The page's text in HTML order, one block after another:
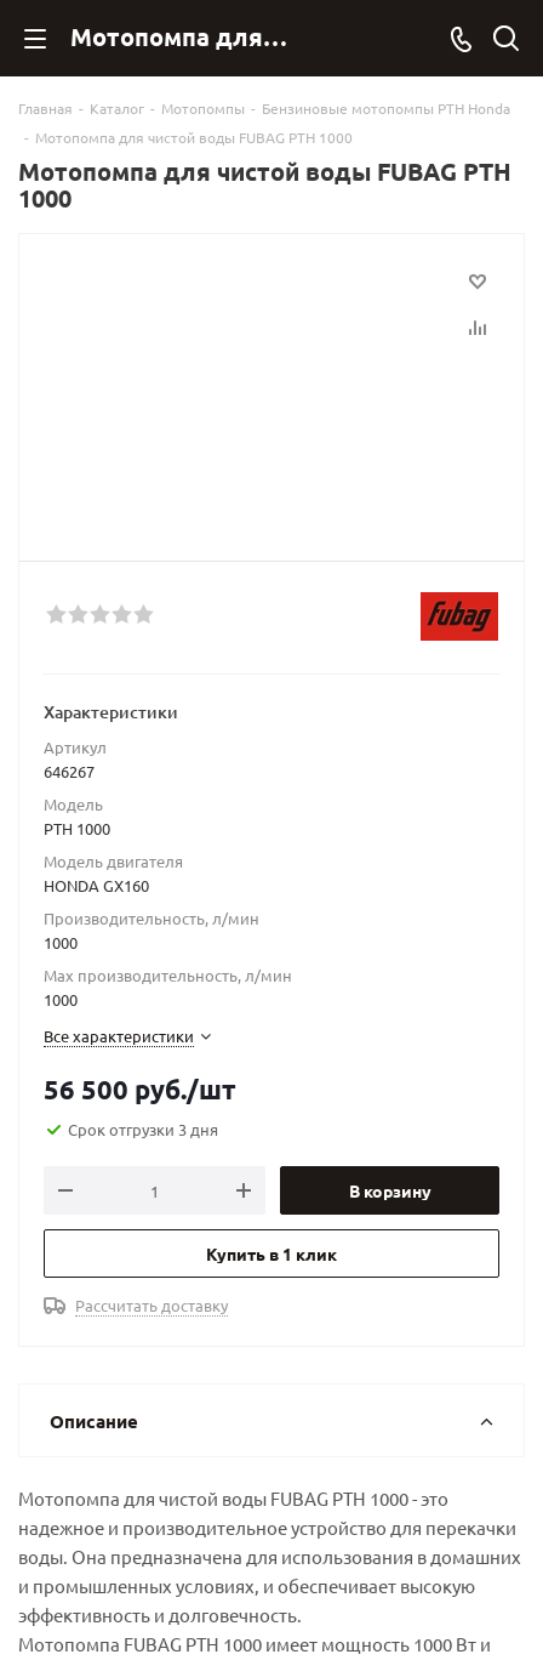
Мотопомпа для чистой воды FUBAG PTH 1000 646267 купить в Фубаг Онлан. - FubagOnline
Главная - Каталог - Мотопомпы - Бензиновые мотопомпы PTH Honda
- Мотопомпа для чистой воды FUBAG PTH 1000
Мотопомпа для чистой воды FUBAG PTH
1000
Характеристики
Артикул
646267
Модель
PTH 1000
Модель двигателя
HONDA GX160
Производительность, л/мин
1000
Max производительность, л/мин
1000
Все характеристики
56 500 руб./шт
Срок отгрузки 3 дня
В корзину
Купить в 1 клик
Рассчитать доставку
Описание
Мотопомпа для чистой воды FUBAG PTH 1000 - это
надежное и производительное устройство для перекачки
воды. Она предназначена для использования в домашних
и промышленных условиях, и обеспечивает высокую
эффективность и долговечность.
Мотопомпа FUBAG PTH 1000 имеет мощность 1000 Вт и